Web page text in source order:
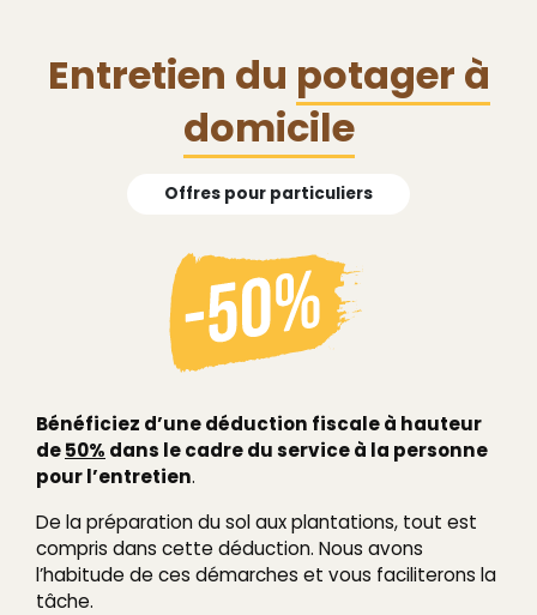
Entretien du potager à
domicile
Offres pour particuliers
Bénéficiez d’une déduction fiscale à hauteur
de50% dans le cadre du service à la personne
pour l’entretien.
De la préparation du sol aux plantations, tout est
compris dans cette déduction. Nous avons
l’habitude de ces démarches et vous faciliterons la
tâche.